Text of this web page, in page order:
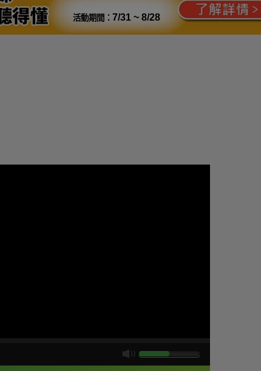
活動期間： 7/31 ~ 8/28